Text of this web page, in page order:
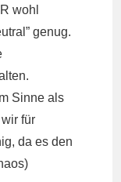
wohl
genug.
Sinne als
wir für
da es den